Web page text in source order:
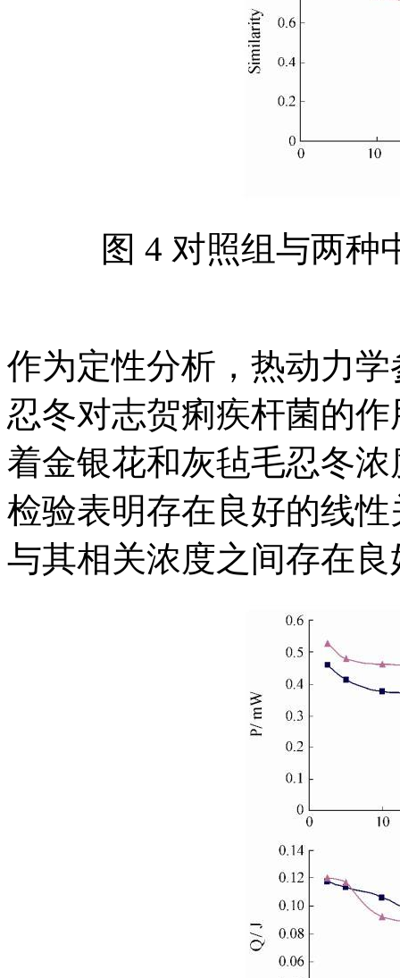
图 4 对照组与两种
作为定性分析，热动力
忍冬对志贺痢疾杆菌的
着金银花和灰毡毛忍冬
检验表明存在良好的线
与其相关浓度之间存在